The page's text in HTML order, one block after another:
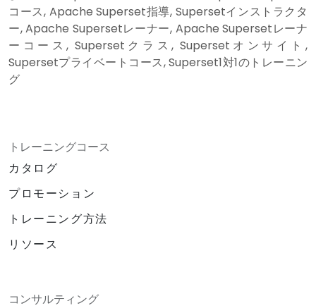
コース, Apache Superset指導, Supersetインストラクタ
ー, Apache Supersetレーナー, Apache Supersetレーナ
ーコース, Supersetクラス, Supersetオンサイト,
Supersetプライベートコース, Superset1対1のトレーニン
グ
トレーニングコース
カタログ
プロモーション
トレーニング方法
リソース
コンサルティング